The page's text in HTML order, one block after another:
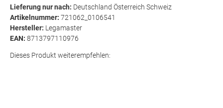
Lieferung nur nach: Deutschland Österreich Schweiz
Artikelnummer: 721062_0106541
Hersteller: Legamaster
EAN: 8713797110976
Dieses Produkt weiterempfehlen: